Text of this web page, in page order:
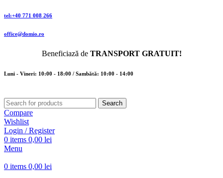
tel:+40 771 008 266
office@domio.ro
Beneficiază de TRANSPORT GRATUIT!
Luni - Vineri: 10:00 - 18:00 / Sambătă: 10:00 - 14:00
Search
Compare
Wishlist
Login / Register
0 items 0,00 lei
Menu
0 items 0,00 lei